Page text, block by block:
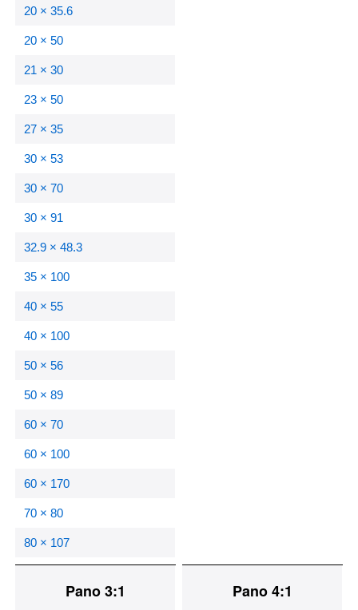
20 × 35.6
20 × 50
21 × 30
23 × 50
27 × 35
30 × 53
30 × 70
30 × 91
32.9 × 48.3
35 × 100
40 × 55
40 × 100
50 × 56
50 × 89
60 × 70
60 × 100
60 × 170
70 × 80
80 × 107
Pano 3:1 Pano 4:1